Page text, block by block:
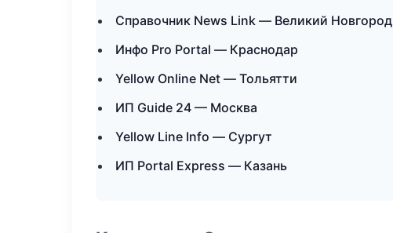
Справочник News Link — Великий Новгород
Инфо Pro Portal — Краснодар
Yellow Online Net — Тольятти
ИП Guide 24 — Москва
Yellow Line Info — Сургут
ИП Portal Express — Казань